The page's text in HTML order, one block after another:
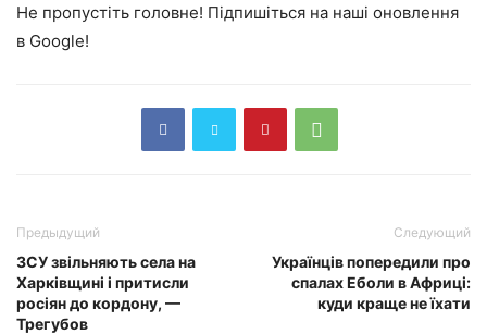
Не пропустіть головне! Підпишіться на наші оновлення
в Google!
Предыдущий
ЗСУ звільняють села на
Харківщині і притисли
росіян до кордону, —
Трегубов
Следующий
Українців попередили про
спалах Еболи в Африці:
куди краще не їхати